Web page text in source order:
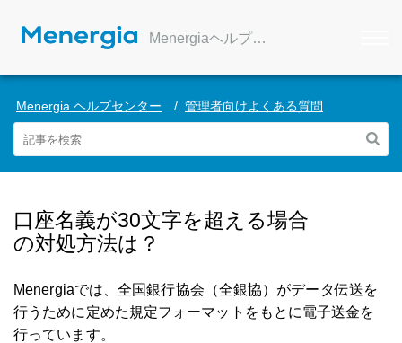
Menergiaヘルプセンター
Menergia ヘルプセンター 管理者向けよくある質問
口座名義が30文字を超える場合
の対処方法は？
Menergiaでは、全国銀行協会（全銀協）がデータ伝送を
行うために定めた規定フォーマットをもとに電子送金を
行っています。